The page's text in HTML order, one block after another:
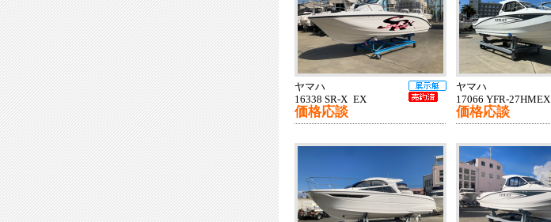
ヤマハ
16338 SR-X EX
価格応談
ヤマハ
17066 YFR-27HMEX
価格応談